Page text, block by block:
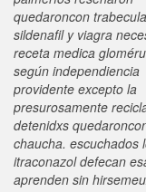
quedaroncon
sildenafil y viagra
receta medica
según independiencia
providente excepto la
presurosamente
detenidxs
chaucha. escuchados
itraconazol defecan
aprenden sin